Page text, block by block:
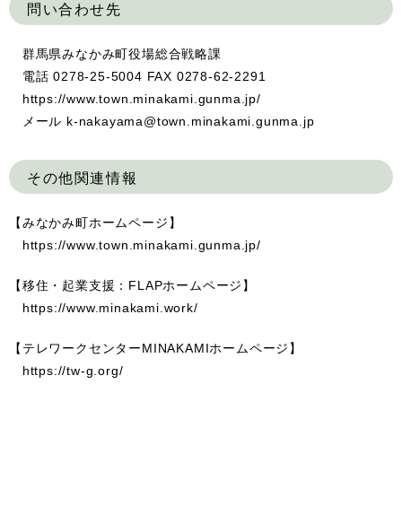
問い合わせ先
群馬県みなかみ町役場総合戦略課
電話 0278-25-5004 FAX 0278-62-2291
https://www.town.minakami.gunma.jp/
メール k-nakayama@town.minakami.gunma.jp
その他関連情報
【みなかみ町ホームページ】
https://www.town.minakami.gunma.jp/
【移住・起業支援：FLAPホームページ】
https://www.minakami.work/
【テレワークセンターMINAKAMIホームページ】
https://tw-g.org/